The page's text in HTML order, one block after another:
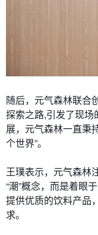
随后，元气森林联合
探索之路,引发了现
展，元气森林一直秉
个世界”。
王璞表示，元气森林
“潮”概念，而是着眼
提供优质的饮料产品
求。